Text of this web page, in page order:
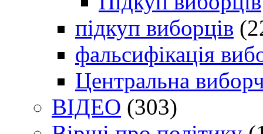
підкуп виборців
фальсифікація
Центральна
ВІДЕО (303)